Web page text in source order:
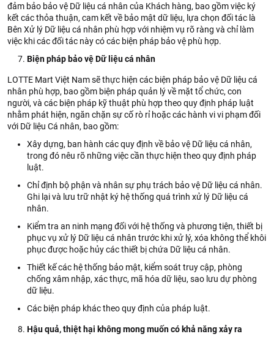
đảm bảo bảo vệ Dữ liệu cá nhân của Khách hàng, bao gồm việc ký
kết các thỏa thuận, cam kết về bảo mật dữ liệu, lựa chọn đối tác là
Bên Xử lý Dữ liệu cá nhân phù hợp với nhiệm vụ rõ ràng và chỉ làm
việc khi các đối tác này có các biện pháp bảo vệ phù hợp.
Biện pháp bảo vệ Dữ liệu cá nhân
LOTTE Mart Việt Nam sẽ thực hiện các biện pháp bảo vệ Dữ liệu cá
nhân phù hợp, bao gồm biện pháp quản lý về mặt tổ chức, con
người, và các biện pháp kỹ thuật phù hợp theo quy định pháp luật
nhằm phát hiện, ngăn chặn sự cố rò rỉ hoặc các hành vi vi phạm đối
với Dữ liệu Cá nhân, bao gồm:
Xây dựng, ban hành các quy định về bảo vệ Dữ liệu cá nhân,
trong đó nêu rõ những việc cần thực hiện theo quy định pháp
luật.
Chỉ định bộ phận và nhân sự phụ trách bảo vệ Dữ liệu cá nhân.
Ghi lại và lưu trữ nhật ký hệ thống quá trình xử lý Dữ liệu cá
nhân.
Kiểm tra an ninh mạng đối với hệ thống và phương tiện, thiết bị
phục vụ xử lý Dữ liệu cá nhân trước khi xử lý, xóa không thể khôi
phục được hoặc hủy các thiết bị chứa Dữ liệu cá nhân.
Thiết kế các hệ thống bảo mật, kiểm soát truy cập, phòng
chống xâm nhập, xác thực, mã hóa dữ liệu, sao lưu dự phòng
dữ liệu.
Các biện pháp khác theo quy định của pháp luật.
Hậu quả, thiệt hại không mong muốn có khả năng xảy ra